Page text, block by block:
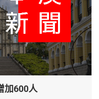
加600人